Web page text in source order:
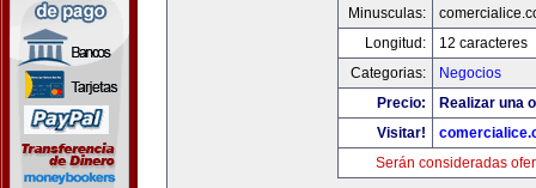
Minusculas:
Longitud:
12 caracteres
Categorias:
Negocios
Precio:
Realizar una
Visitar!
Serán consideradas